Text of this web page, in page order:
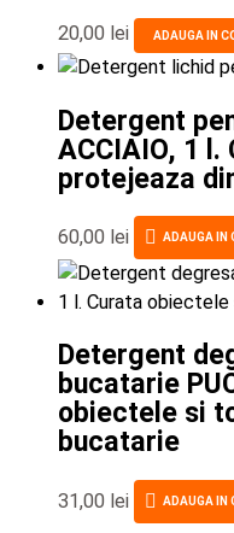
20,00 lei ADAUGA IN
Detergent
ACCIAIO, 1
protejeaza
60,00 lei ADAUGA IN
Detergent
bucatarie
obiectele si
bucatarie
31,00 lei ADAUGA IN